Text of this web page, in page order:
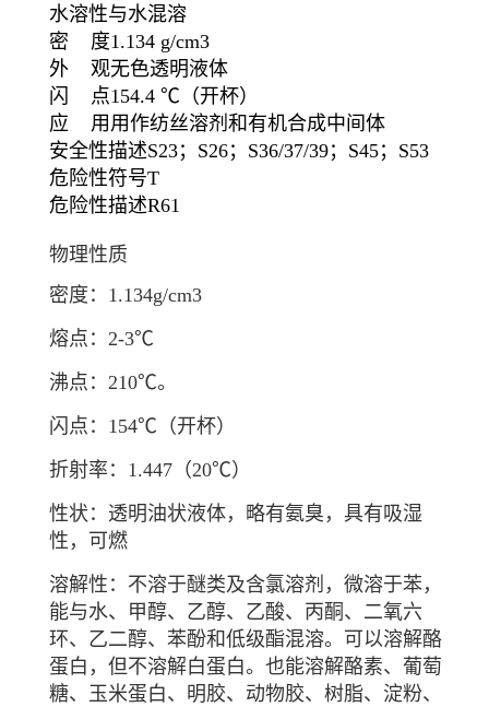
水溶性与水混溶
密 度1.134 g/cm3
外 观无色透明液体
闪 点154.4 ℃ （开杯）
应 用 用作纺丝溶剂和有机合成中间体
安全性描述S23；S26；S36/37/39；S45；S53
危险性符号T
危险性描述R61
物理性质
密度：1.134g/cm3
熔点：2-3℃
沸点：210℃。
闪点：154℃（开杯）
折射率：1.447（20℃）
性状：透明油状液体，略有氨臭，具有吸湿
性，可燃
溶解性：不溶于醚类及含氯溶剂，微溶于苯，
能与水、甲醇、乙醇、乙酸、丙酮、二氧六
环、乙二醇、苯酚和低级酯混溶。可以溶解酪
蛋白，但不溶解白蛋白。也能溶解酪素、葡萄
糖、玉米蛋白、明胶、动物胶、树脂、淀粉、